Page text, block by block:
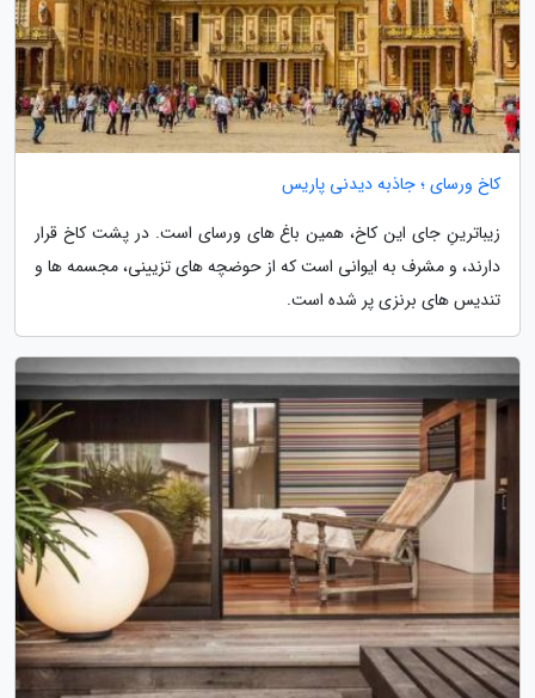
کاخ ورسای ؛ جاذبه دیدنی پاریس
زیباترینِ جای این کاخ، همین باغ های ورسای است. در پشت کاخ قرار
دارند، و مشرف به ایوانی است که از حوضچه های تزیینی، مجسمه ها و
تندیس های برنزی پر شده است.